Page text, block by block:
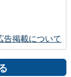
告掲載について